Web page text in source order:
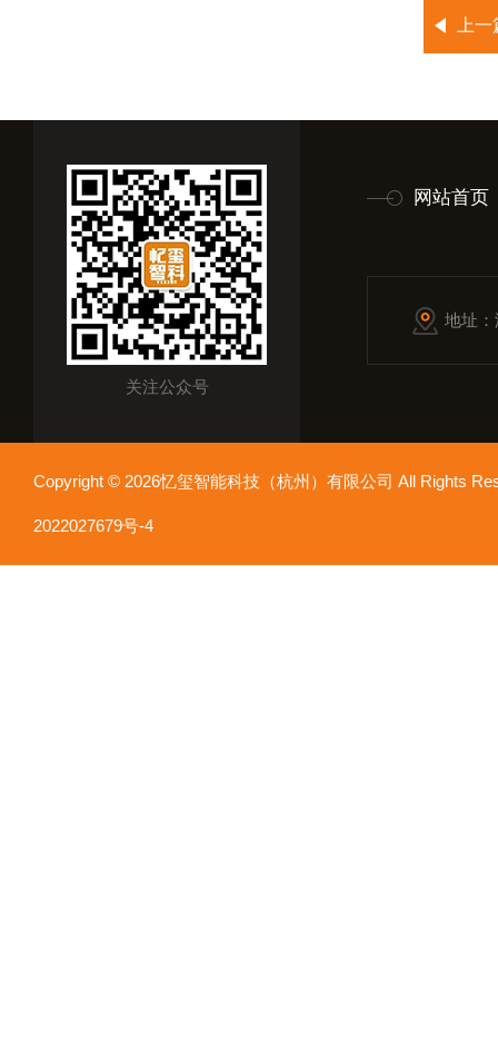
上
关注公众号
网站首页
地址：
Copyright © 2026忆玺智能科技（杭州）有限公司 All Rights
2022027679号-4